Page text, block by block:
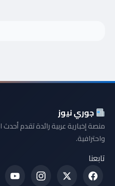
جوري نيوز
منصة إخبارية عربية رائدة تقدم أحدث
واحترافية.
تابعنا